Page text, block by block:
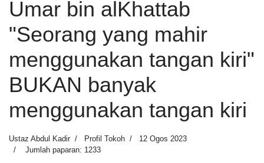
Umar bin alKhattab
"Seorang yang mahir
menggunakan tangan kiri"
BUKAN banyak
menggunakan tangan kiri
Ustaz Abdul Kadir Profil Tokoh
12 Ogos 2023
Jumlah paparan: 1233